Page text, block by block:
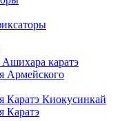
каратэ
Армейского
Каратэ Киокусинкай
Каратэ